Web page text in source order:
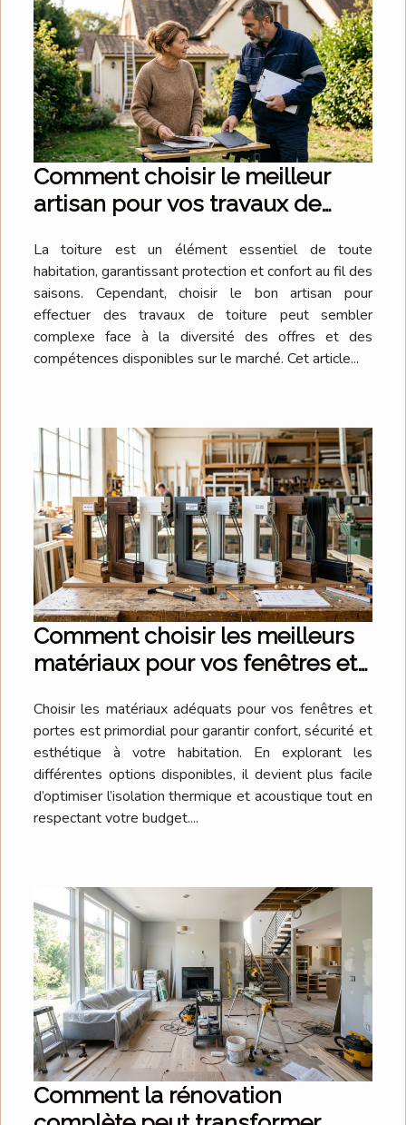
Comment choisir le meilleur
artisan pour vos travaux de
La toiture est un élément essentiel de toute
habitation, garantissant protection et confort au fil des
saisons. Cependant, choisir le bon artisan pour
effectuer des travaux de toiture peut sembler
complexe face à la diversité des offres et des
compétences disponibles sur le marché. Cet article...
Comment choisir les meilleurs
matériaux pour vos fenêtres et
Choisir les matériaux adéquats pour vos fenêtres et
portes est primordial pour garantir confort, sécurité et
esthétique à votre habitation. En explorant les
différentes options disponibles, il devient plus facile
d’optimiser l’isolation thermique et acoustique tout en
respectant votre budget....
Comment la rénovation